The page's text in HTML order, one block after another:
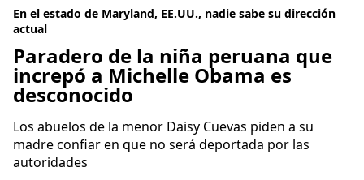
En el estado de Maryland, EE.UU., nadie sabe su dirección
actual
Paradero de la niña peruana que
increpó a Michelle Obama es
desconocido
Los abuelos de la menor Daisy Cuevas piden a su
madre confiar en que no será deportada por las
autoridades